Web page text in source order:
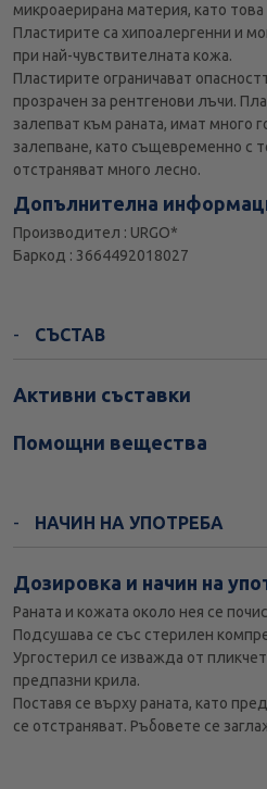
микроаерирана материя, като
Пластирите са хипоалергенни и
при най-чувствителната кожа.
Пластирите ограничават
прозрачен за рентгенови лъчи.
залепват към раната, имат много
залепване, като същевременно с
отстраняват много лесно.
Допълнителна
Производител : URGO*
Баркод : 3664492018027
СЪСТАВ
Активни съставки
Помощни вещества
НАЧИН НА УПОТРЕБА
Дозировка и начин на
Раната и кожата около нея се
Подсушава се със стерилен
Ургостерил се изважда от
предпазни крила.
Поставя се върху раната, като
се отстраняват. Ръбовете се